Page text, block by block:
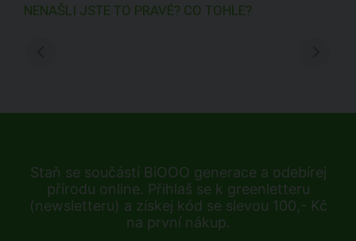
NENAŠLI JSTE TO PRAVÉ? CO TOHLE?
Staň se součástí BiOOO generace a odebírej
přírodu online. Přihlaš se k greenletteru
(newsletteru) a získej kód se slevou 100,- Kč
na první nákup.